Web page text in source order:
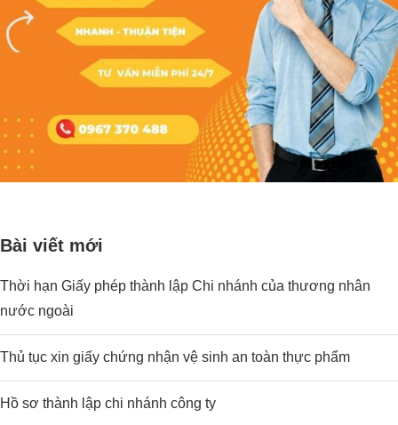
Bài viết mới
Thời hạn Giấy phép thành lập Chi nhánh của thương nhân
nước ngoài
Thủ tục xin giấy chứng nhận vệ sinh an toàn thực phẩm
Hồ sơ thành lập chi nhánh công ty